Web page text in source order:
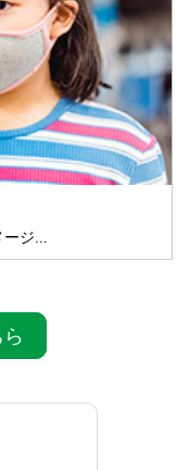
漢方薬というと慢性疾患に使われるイメージが強いようですが、実際、漢方薬は感染症が得意です。